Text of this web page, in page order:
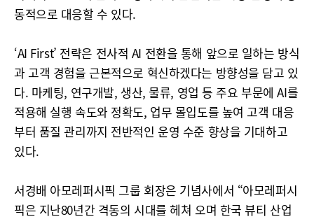
동적으로 대응할 수 있다.
‘AI First’ 전략은 전사적 AI 전환을 통해 앞으로 일하는 방식
과 고객 경험을 근본적으로 혁신하겠다는 방향성을 담고 있
다. 마케팅, 연구개발, 생산, 물류, 영업 등 주요 부문에 AI를
적용해 실행 속도와 정확도, 업무 몰입도를 높여 고객 대응
부터 품질 관리까지 전반적인 운영 수준 향상을 기대하고
있다.
서경배 아모레퍼시픽 그룹 회장은 기념사에서 “아모레퍼시
픽은 지난80년간 격동의 시대를 헤쳐 오며 한국 뷰티 산업